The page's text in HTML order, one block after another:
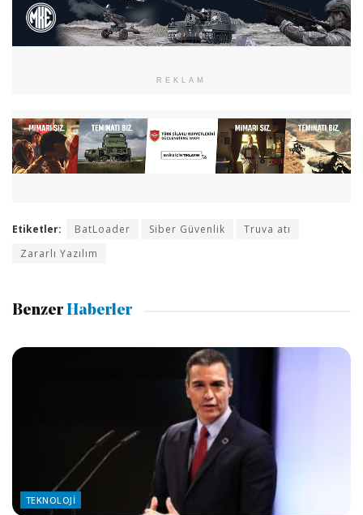
REKLAM
Etiketler: BatLoader Siber Güvenlik
Truva atı
Zararlı Yazılım
Benzer Haberler
TEKNOLOJI